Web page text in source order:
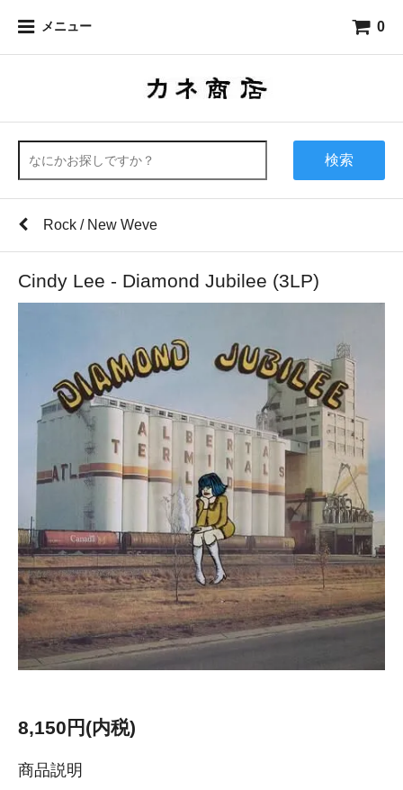
メニュー 0
検索
Rock / New Weve
Cindy Lee - Diamond Jubilee (3LP)
8,150円(内税)
商品説明